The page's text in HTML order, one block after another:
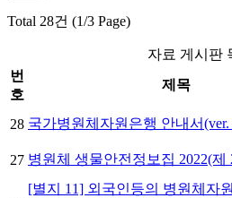
Total 28건 (1/3 Page)
자료 게시판
번
호
제목
28 국가병원체자원은행 안내서(ver.
27 병원체 생물안전정보집 2022(제
[별지 11] 외국인등의 병원체자